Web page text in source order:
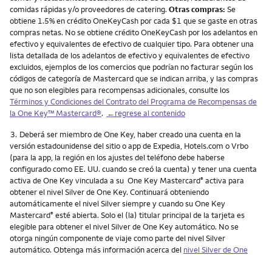
comidas rápidas y/o proveedores de catering. Otras compras: Se
obtiene 1.5% en crédito OneKeyCash por cada $1 que se gaste en otras
compras netas. No se obtiene crédito OneKeyCash por los adelantos en
efectivo y equivalentes de efectivo de cualquier tipo. Para obtener una
lista detallada de los adelantos de efectivo y equivalentes de efectivo
excluidos, ejemplos de los comercios que podrían no facturar según los
códigos de categoría de Mastercard que se indican arriba, y las compras
que no son elegibles para recompensas adicionales, consulte los
Términos y Condiciones del Contrato del Programa de Recompensas de
la One Key™ Mastercard®. ←regrese al contenido
Nota
3. Deberá ser miembro de One Key, haber creado una cuenta en la
versión estadounidense del sitio o app de Expedia, Hotels.com o Vrbo
(para la app, la región en los ajustes del teléfono debe haberse
configurado como EE. UU. cuando se creó la cuenta) y tener una cuenta
activa de One Key vinculada a su One Key Mastercard® activa para
obtener el nivel Silver de One Key. Continuará obteniendo
automáticamente el nivel Silver siempre y cuando su One Key
Mastercard® esté abierta. Solo el (la) titular principal de la tarjeta es
elegible para obtener el nivel Silver de One Key automático. No se
otorga ningún componente de viaje como parte del nivel Silver
automático. Obtenga más información acerca del nivel Silver de One